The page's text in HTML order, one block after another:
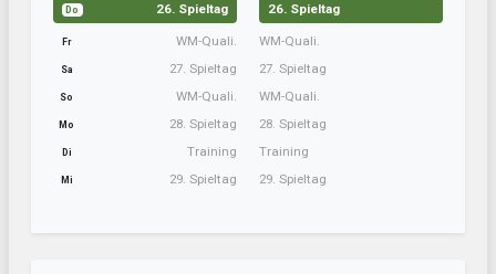
Do 26. Spieltag
Fr WM-Quali.
Sa 27. Spieltag
So WM-Quali.
Mo 28. Spieltag
Di Training
Mi 29. Spieltag
26. Spieltag
WM-Quali.
27. Spieltag
WM-Quali.
28. Spieltag
Training
29. Spieltag